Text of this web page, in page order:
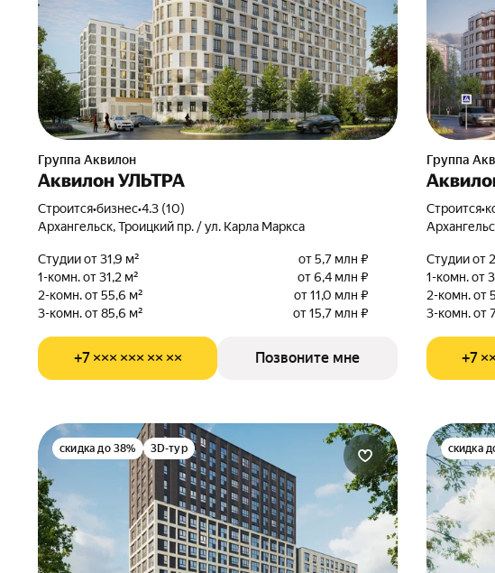
Группа Аквилон
Аквилон УЛЬТРА
Строится•бизнес•4.3 (10)
Архангельск, Троицкий пр. / ул. Карла Маркса
Студии от 31,9 м²
от 5,7 млн ₽
1-комн. от 31,2 м²
от 6,4 млн ₽
2-комн. от 55,6 м²
от 11,0 млн ₽
3-комн. от 85,6 м²
от 15,7 млн ₽
+7 ××× ××× ×× ×× Позвоните мне
Группа
Строится•
Студии от
1-комн. от
2-комн. от
3-комн. от
+7
скидка до 38% 3D-тур скидка